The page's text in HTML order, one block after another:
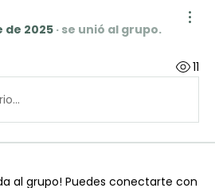
de 2025 · se unió al grupo.
11
al grupo! Puedes conectarte con